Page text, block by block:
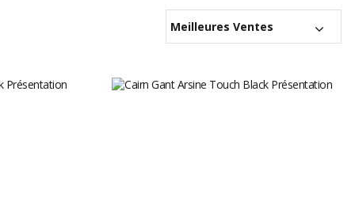
Meilleures Ventes